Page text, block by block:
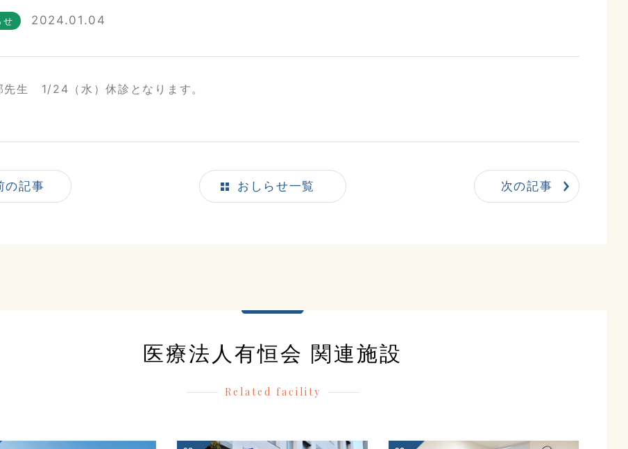
せ 2024.01.04
先生 1/24（水）休診となります。
の記事 おしらせ一覧 次の記事
医療法人有恒会 関連施設
Related facility